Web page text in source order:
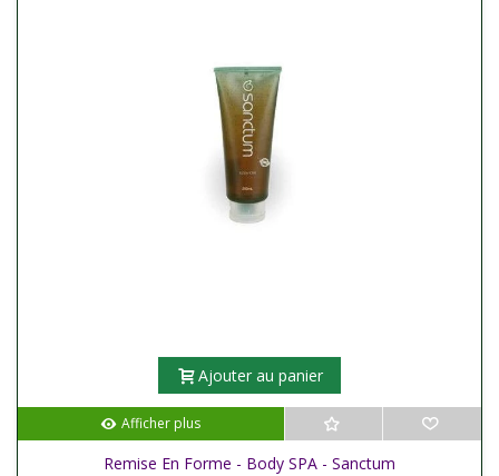
Ajouter au panier
Afficher plus
Remise En Forme - Body SPA - Sanctum